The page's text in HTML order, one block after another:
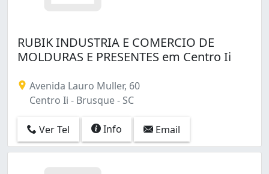
RUBIK INDUSTRIA E COMERCIO DE
MOLDURAS E PRESENTES em Centro Ii
Avenida Lauro Muller, 60
Centro Ii - Brusque - SC
Ver Tel Info Email